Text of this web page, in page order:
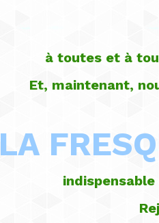
à toutes et à
Et, maintenant,
LA